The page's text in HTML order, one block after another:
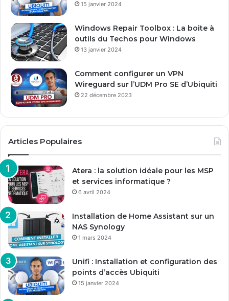
15 janvier 2024
Windows Repair Toolbox : La boite à
outils du Techos pour Windows
13 janvier 2024
Comment configurer un VPN
Wireguard sur l’UDM Pro SE d’Ubiquiti
22 décembre 2023
Articles Populaires
Atera : la solution idéale pour les MSP
et services informatique ?
6 avril 2024
Installation de Home Assistant sur un
NAS Synology
1 mars 2024
Unifi : Installation et configuration des
points d’accès Ubiquiti
15 janvier 2024